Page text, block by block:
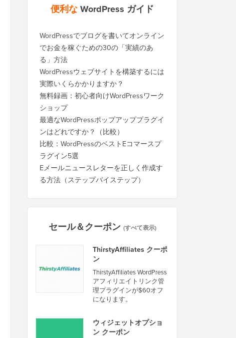
便利なWordPress ガイド
WordPressでブログを書いてオンライン
でお金を稼ぐための30の「実績のあ
る」方法
WordPressウェブサイトを構築するには
実際いくらかかりますか？
無料録画：初心者向けWordPressワーク
ショップ
最適なWordPressポップアッププラグイ
ンはどれですか？（比較）
比較：WordPressのベストEコマースプ
ラグイン5選
Eメールニュースレターを正しく作成す
る方法（ステップバイステップ）
セール＆クーポン (すべて表示)
ThirstyAffiliates クーポ
ン
ThirstyAffiliates WordPress
アフィリエイトリンク管
理プラグインが$60オフ
になります。
ウィジェットオプショ
ン クーポン